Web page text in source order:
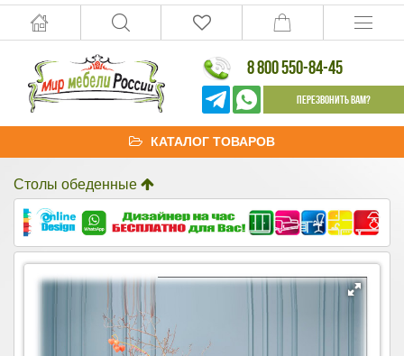
8 800 550-84-45
Перезвонить Вам?
КАТАЛОГ ТОВАРОВ
Столы обеденные